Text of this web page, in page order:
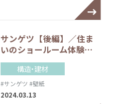
サンゲツ【後編】／住ま
いのショールーム体験…
構造・建材
#サンゲツ #壁紙
2024.03.13